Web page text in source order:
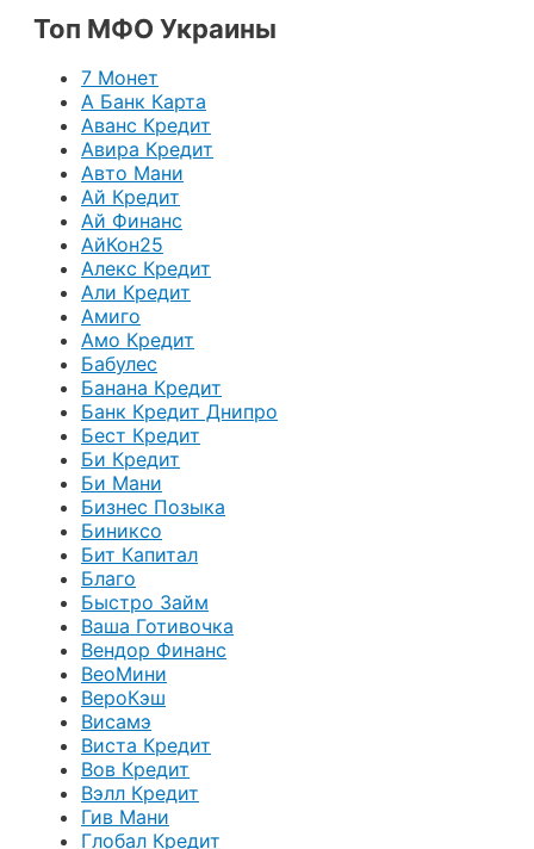
Топ МФО Украины
7 Монет
А Банк Карта
Аванс Кредит
Авира Кредит
Авто Мани
Ай Кредит
Ай Финанс
АйКон25
Алекс Кредит
Али Кредит
Амиго
Амо Кредит
Бабулес
Банана Кредит
Банк Кредит Днипро
Бест Кредит
Би Кредит
Би Мани
Бизнес Позыка
Биниксо
Бит Капитал
Благо
Быстро Займ
Ваша Готивочка
Вендор Финанс
ВеоМини
ВероКэш
Висамэ
Виста Кредит
Вов Кредит
Вэлл Кредит
Гив Мани
Глобал Кредит